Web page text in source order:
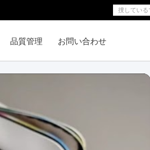
品質管理 お問い合わせ